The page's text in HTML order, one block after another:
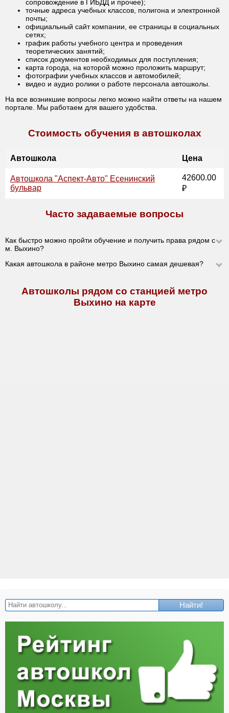
сопровождение в ГИБДД и прочее);
точные адреса учебных классов, полигона и электронной
почты;
официальный сайт компании, ее страницы в социальных
сетях;
график работы учебного центра и проведения
теоретических занятий;
список документов необходимых для поступления;
карта города, на которой можно проложить маршрут;
фотографии учебных классов и автомобилей;
видео и аудио ролики о работе персонала автошколы.
На все возникшие вопросы легко можно найти ответы на нашем
портале. Мы работаем для вашего удобства.
Стоимость обучения в автошколах
Автошкола Цена
Автошкола "Аспект-Авто" Есенинский
бульвар
42600.00
₽
Часто задаваемые вопросы
Как быстро можно пройти обучение и получить права рядом с
м. Выхино?
Какая автошкола в районе метро Выхино самая дешевая?
Автошколы рядом со станцией метро
Выхино на карте
Найти!